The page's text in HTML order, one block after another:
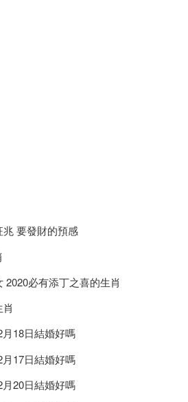
要發財的預感
2020必有添丁之喜的生肖
18日結婚好嗎
17日結婚好嗎
20日結婚好嗎